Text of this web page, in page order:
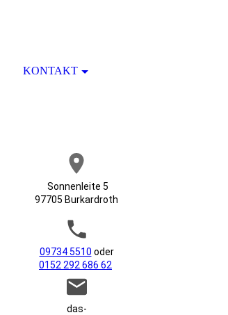
KONTAKT
Sonnenleite 5
97705 Burkardroth
09734 5510 oder
0152 292 686 62
das-